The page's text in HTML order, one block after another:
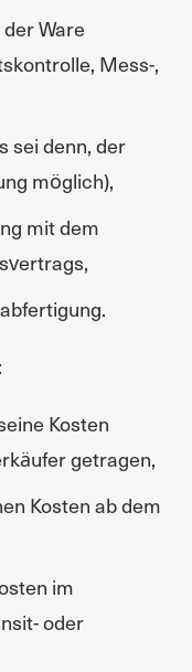
Ware
Mess-,
sei denn, der
möglich),
mit dem
Kosten
getragen,
Kosten ab dem
im
oder